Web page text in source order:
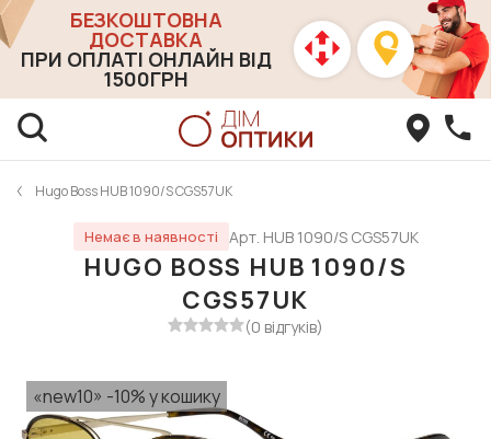
БЕЗКОШТОВНА
ДОСТАВКА
ПРИ ОПЛАТІ ОНЛАЙН ВІД
1500ГРН
Hugo Boss HUB 1090/S CGS57UK
Немає в наявності Арт. HUB 1090/S CGS57UK
HUGO BOSS HUB 1090/S
CGS57UK
(0 відгуків)
«new10» -10% у кошику